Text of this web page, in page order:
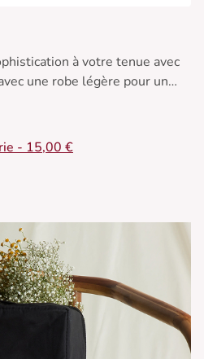
à votre tenue avec
une robe légère pour un
un ensemble chic en
- 15,00 €